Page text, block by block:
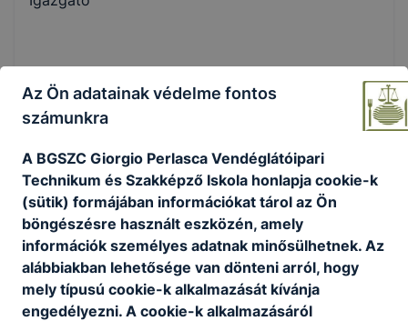
Megosztás
KAPCSOLÓDÓ HÍREK
Az Ön adatainak védelme fontos
számunkra
A BGSZC Giorgio Perlasca Vendéglátóipari
Technikum és Szakképző Iskola honlapja cookie-k
(sütik) formájában információkat tárol az Ön
böngészésre használt eszközén, amely
információk személyes adatnak minősülhetnek. Az
alábbiakban lehetősége van dönteni arról, hogy
mely típusú cookie-k alkalmazását kívánja
engedélyezni. A cookie-k alkalmazásáról